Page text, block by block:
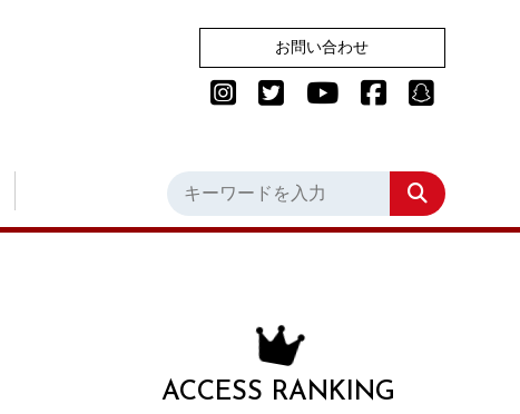
お問い合わせ
ACCESS RANKING